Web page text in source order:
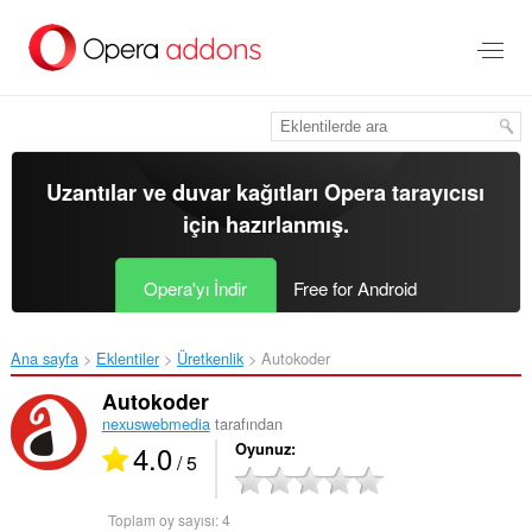
içeriğe
Uzantılar ve duvar kağıtlarıOpera tarayıcısı
için hazırlanmış.
Opera'yı İndir Free for Android
Ana sayfa Eklentiler Üretkenlik Autokoder‎
Autokoder
nexuswebmedia tarafından
4.0/ 5 Oyunuz
Toplam oy sayısı:4